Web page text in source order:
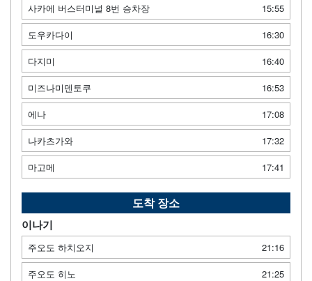
사카에 버스터미널 8번 승차장
15:55
도우카다이
16:30
다지미
16:40
미즈나미덴토쿠
16:53
에나
17:08
나카츠가와
17:32
마고메
17:41
도착 장소
이나기
주오도 하치오지
21:16
주오도 히노
21:25